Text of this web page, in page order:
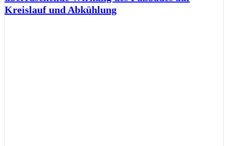
Kreislauf und Abkühlung